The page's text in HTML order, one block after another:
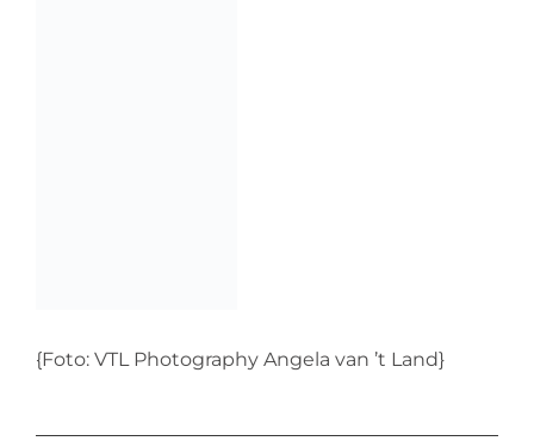
{Foto: VTL Photography Angela van ’t Land}